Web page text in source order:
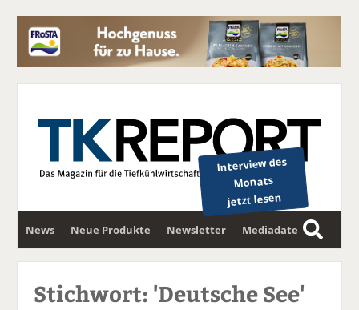
Interview des
Monats
jetzt lesen
News Neue Produkte Newsletter Mediadaten
S
u
c
h
Stichwort: 'Deutsche See'